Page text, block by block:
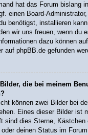
hat das Forum bislang
einen Board-
benötigst, installieren
wir uns freuen, wenn du
dazu können
auf phpBB.de gefunden
die bei meinem
können zwei Bilder bei
Eines dieser Bilder ist
sind dies Sterne, Kästchen
deinen Status im